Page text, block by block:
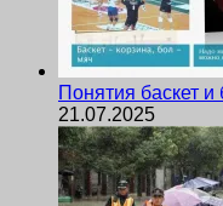
Понятия баскет и
21.07.2025